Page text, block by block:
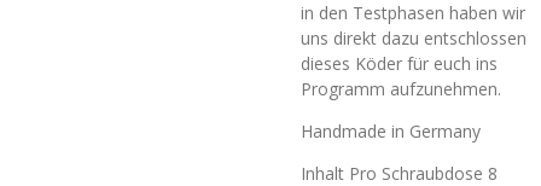
in den Testphasen haben wir
uns direkt dazu entschlossen
dieses Köder für euch ins
Programm aufzunehmen.
Handmade in Germany
Inhalt Pro Schraubdose 8